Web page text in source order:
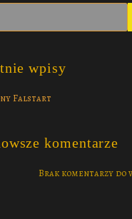
wpisy
Falstart
komentarze
Brak komentarzy do